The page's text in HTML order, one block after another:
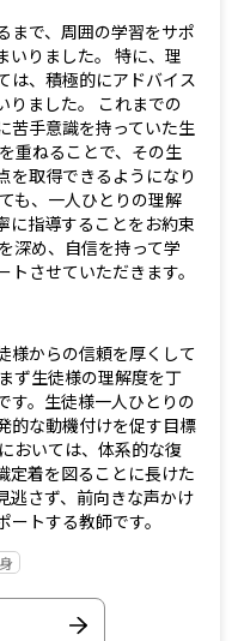
まで、周囲の学習をサポ
いりました。 特に、理
は、積極的にアドバイス
りました。 これまでの
苦手意識を持っていた生
重ねることで、その生
を取得できるようになり
も、一人ひとりの理解
に指導することをお約束
深め、自信を持って学
させていただきます。
様からの信頼を厚くして
ず生徒様の理解度を丁
す。生徒様一人ひとりの
的な動機付けを促す目標
おいては、体系的な復
定着を図ることに長けた
逃さず、前向きな声かけ
トする教師です。